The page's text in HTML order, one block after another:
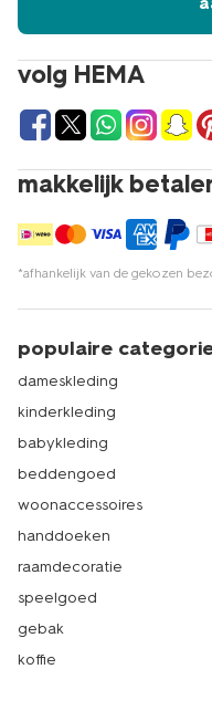
volg HEMA
makkelijk
*afhankelijk van de gekozen
populaire
dameskleding
kinderkleding
babykleding
beddengoed
woonaccessoires
handdoeken
raamdecoratie
speelgoed
gebak
koffie